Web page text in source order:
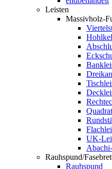
Leisten
Massivholz-
UK-
Rauhspund/
Rauhspund